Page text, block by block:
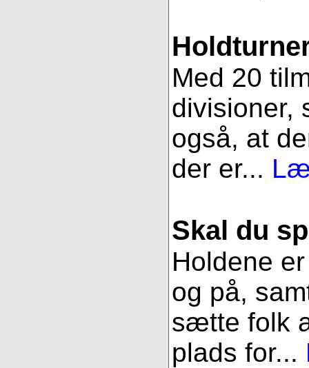
Med 20
divisioner,
også, at
der er...
Skal du
Holdene
og på,
sætte folk
plads for...